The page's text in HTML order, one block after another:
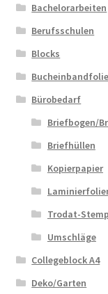
Bachelorarbeiten
Berufsschulen
Blocks
Bucheinbandfolie
Bürobedarf
Briefbogen/
Briefhüllen
Kopierpapier
Trodat-
Umschläge
Collegeblock A4
Deko/Garten